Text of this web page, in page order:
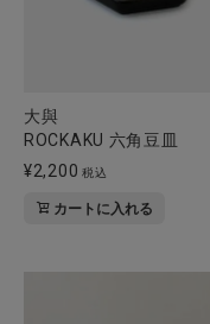
大與
ROCKAKU 六角豆皿
¥2,200 税込
カートに入れる